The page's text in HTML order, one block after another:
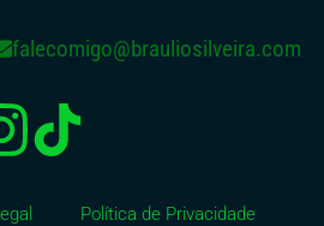
falecomigo@brauliosilveira.com
Política de Privacidade